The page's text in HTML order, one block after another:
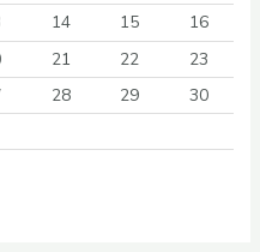
14 15
16
21 22
23
28 29
30